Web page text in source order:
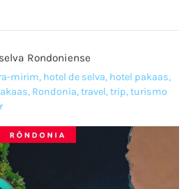
Rondoniense
mirim, hotel de selva, hotel pakaas,
, Rondonia,travel,trip,turismo